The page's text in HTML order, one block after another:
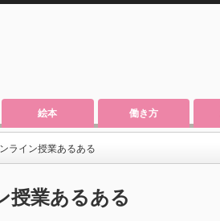
絵本 働き方
ライン授業あるある
授業あるある